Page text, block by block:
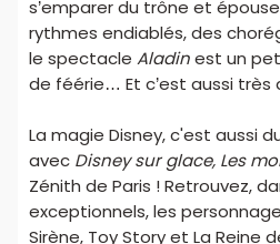
s’emparer du trône et
rythmes endiablés, des
le spectacle Aladinest un
de féérie… Et c’est aussi très
La magie Disney, c'est aussi
avec Disney sur glace, Les
Zénith de Paris ! Retrouvez,
exceptionnels, les
Sirène, Toy Story et La Reine